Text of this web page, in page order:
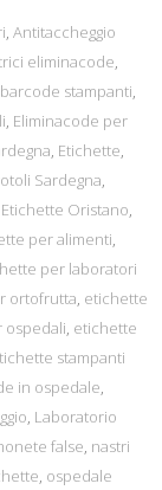
, Antitaccheggio
eliminacode,
barcode stampanti,
, Eliminacode per
, Etichette,
Sardegna,
Etichette Oristano,
per alimenti,
per laboratori
ortofrutta, etichette
ospedali, etichette
stampanti
in ospedale,
, Laboratorio
false, nastri
, ospedale